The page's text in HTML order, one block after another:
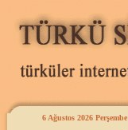
6 Ağustos 2026 Perşembe